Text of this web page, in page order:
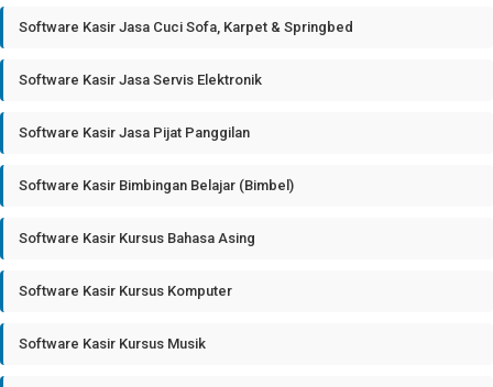
Software Kasir Jasa Cuci Sofa, Karpet & Springbed
Software Kasir Jasa Servis Elektronik
Software Kasir Jasa Pijat Panggilan
Software Kasir Bimbingan Belajar (Bimbel)
Software Kasir Kursus Bahasa Asing
Software Kasir Kursus Komputer
Software Kasir Kursus Musik